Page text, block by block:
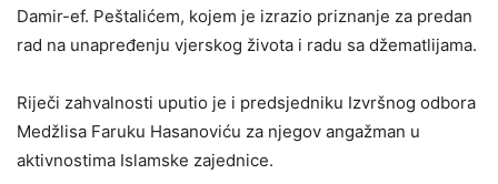
Damir-ef. Peštalićem, kojem je izrazio priznanje za predan
rad na unapređenju vjerskog života i radu sa džematlijama.
Riječi zahvalnosti uputio je i predsjedniku Izvršnog odbora
Medžlisa Faruku Hasanoviću za njegov angažman u
aktivnostima Islamske zajednice.